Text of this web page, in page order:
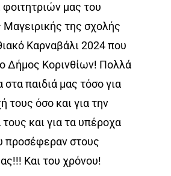
μας του
Μαγειρικής της σχολής
Καρναβάλι 2024 που
Δήμος Κορινθίων! Πολλά
στα παιδιά μας τόσο για
τους όσο και για την
και για τα υπέροχα
προσέφεραν στους
Και του χρόνου!